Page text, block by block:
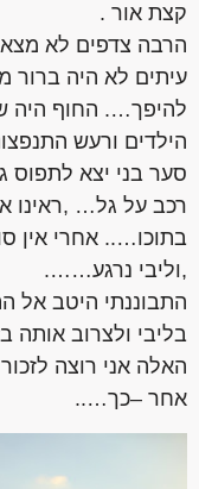
קצת אור .
הרבה צדפים לא
עיתים לא היה ברור
להיפך…. החוף היה
הילדים ורעש
סער בני יצא
רכב על גל… ,ראינו
בתוכו….. אחרי אין
,וליבי נרגע…….
התבוננתי היטב אל
בליבי ולצרוב אותה
האלה אני רוצה
אחר –כך…..